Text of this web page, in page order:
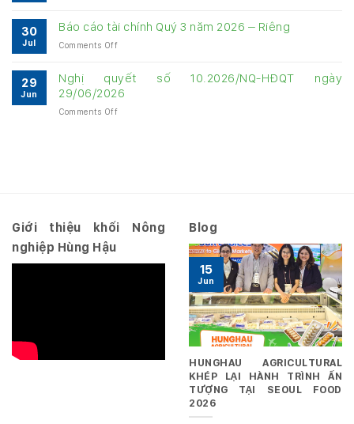
ty
6
2026
ty
2026
tài
3
năm
2026
30
Jul
Báo cáo tài chính Quý 3 năm 2026 – Riêng
Comments Offon
cáo
tài
chính
Quý
29
Jun
Nghị quyết số 10.2026/NQ-HĐQT ngày
29/06/2026
Comments Offon
Giới thiệu khối Nông
nghiệp Hùng Hậu
Blog
HUNGHAU AGRICULTURAL
KHÉP LẠI HÀNH TRÌNH ẤN
TƯỢNG TẠI SEOUL FOOD
2026
15
Jun